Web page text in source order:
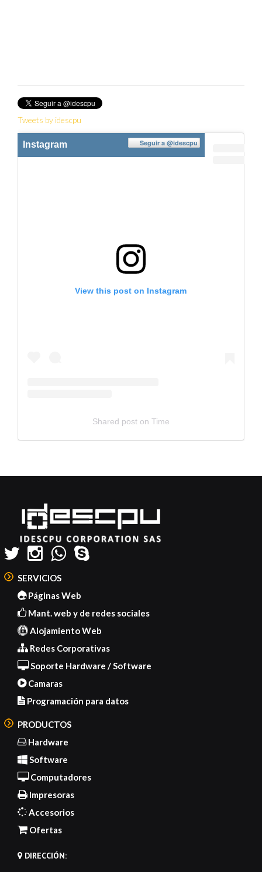
Tweets by idescpu
Instagram Seguir a @idescpu
View this post on Instagram
Shared poston Time
Post
Generator
SERVICIOS
Páginas Web
Mant. web y de redes sociales
Alojamiento Web
Redes Corporativas
Soporte Hardware / Software
Camaras
Programación para datos
PRODUCTOS
Hardware
Software
Computadores
Impresoras
Accesorios
Ofertas
DIRECCIÓN: